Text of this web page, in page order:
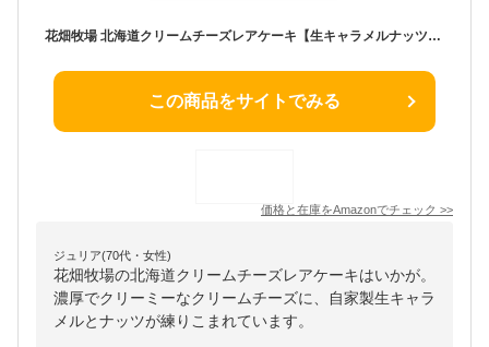
花畑牧場 北海道クリームチーズレアケーキ【生キャラメルナッツ】【10本入】北海道 お土産 マスカルポーネ 常温保存可能 おやつ お菓子 スイーツ ギフト プレゼント お取り寄せ
この商品をサイトでみる
価格と在庫をAmazonでチェック >>
ジュリア(70代・女性)
花畑牧場の北海道クリームチーズレアケーキはいかが。
濃厚でクリーミーなクリームチーズに、自家製生キャラ
メルとナッツが練りこまれています。